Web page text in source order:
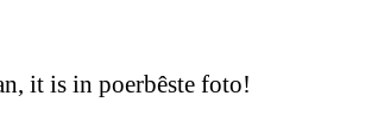
it is in poerbêste foto!